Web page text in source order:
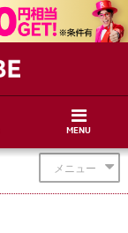
MENU
メニュー